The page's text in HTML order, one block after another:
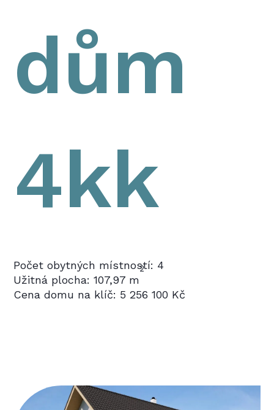
dům
4kk
Počet obytných místností: 4
Užitná plocha: 107,97 m
2
Cena domu na klíč: 5 256 100 Kč